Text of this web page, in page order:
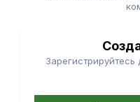
Зарегистрируйтесь